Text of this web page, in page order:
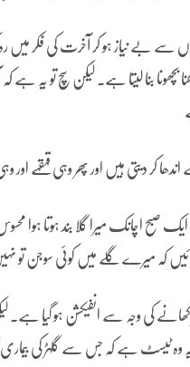
سے بے نیاز ہو کر آخرت کی فکر میں
بچھونا بنا لیتا ہے۔ لیکن سچ تو
اندھا کر دیتی ہیں اور پھر وہی
اچانک میرا گلا بند ہوتا ہوا
کہ میرے گلے میں کوئی سوجن
کی وجہ سے انفیکشن ہو گیا ہے۔